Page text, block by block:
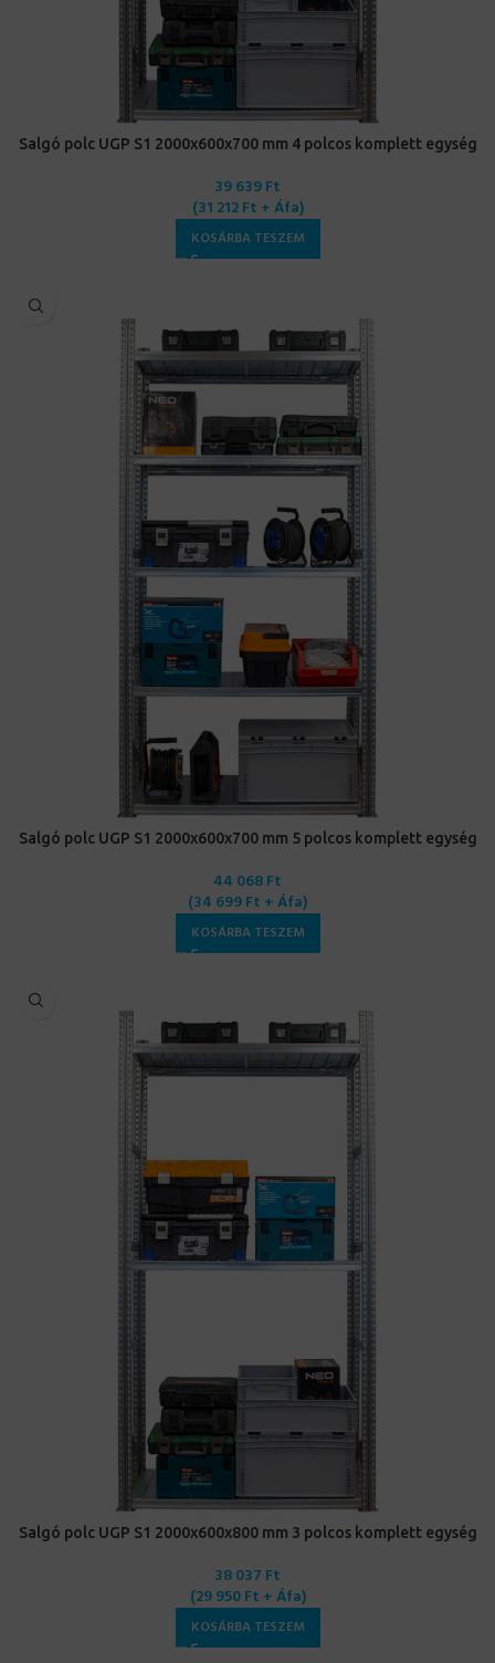
Salgó polc UGP S1 2000x600x700 mm 4 polcos komplett egység
39 639Ft
(31 212Ft + Áfa)
KOSÁRBA TESZEM
Salgó polc UGP S1 2000x600x700 mm 5 polcos komplett egység
44 068Ft
(34 699Ft + Áfa)
KOSÁRBA TESZEM
Salgó polc UGP S1 2000x600x800 mm 3 polcos komplett egység
38 037 Ft
(29 950Ft + Áfa)
KOSÁRBA TESZEM